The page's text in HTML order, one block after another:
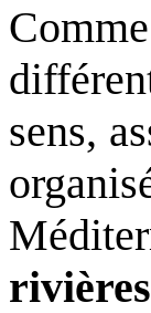
sens,